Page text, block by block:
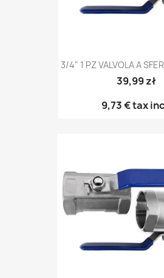
3/4" 1 PZ VALVOLA A
39,99 zł
9,73 €tax